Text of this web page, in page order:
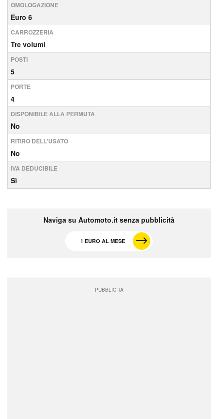
OMOLOGAZIONE
Euro 6
CARROZZERIA
Tre volumi
POSTI
5
PORTE
4
DISPONIBILE ALLA PERMUTA
No
RITIRO DELL'USATO
No
IVA DEDUCIBILE
Sì
Naviga su Automoto.it senza pubblicità
1 EURO AL MESE
PUBBLICITÀ